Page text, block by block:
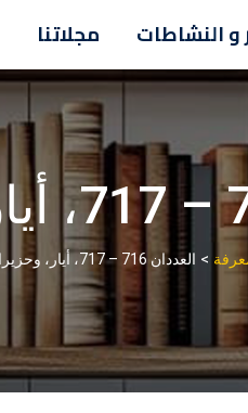
و النشاطات مجلاتنا
> العددان 716 – 717، أيار، وحزيران 2023